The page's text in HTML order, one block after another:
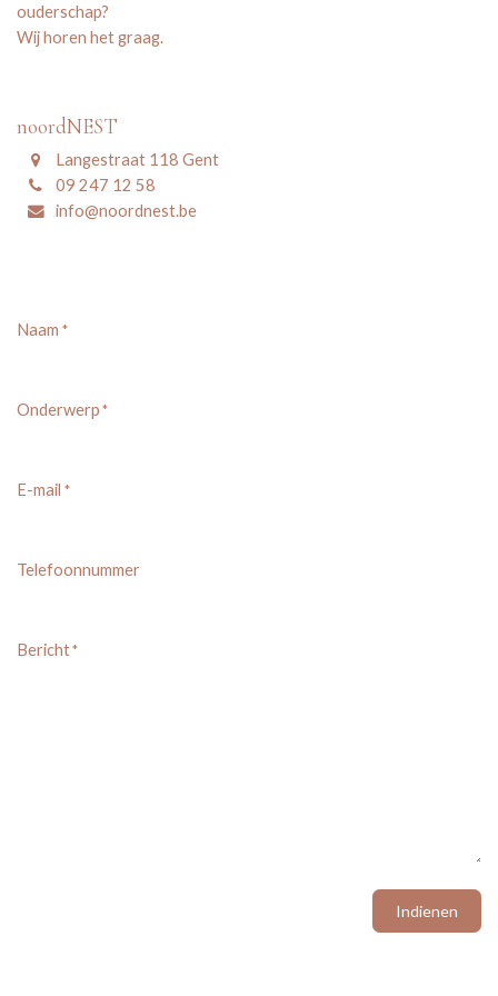
ouderschap?
Wij horen het graag.
noordNEST
Langestraat 118 Gent
09 247 12 58
info@noordnest.be
Naam *
Onderwerp *
E-mail *
Telefoonnummer
Bericht*
Indienen